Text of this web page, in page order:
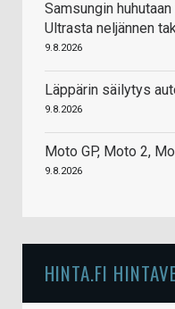
Samsungin
Ultrasta neljännen
9.8.2026
Läppärin säilytys
9.8.2026
Moto GP, Moto 2,
9.8.2026
HINTA.FI